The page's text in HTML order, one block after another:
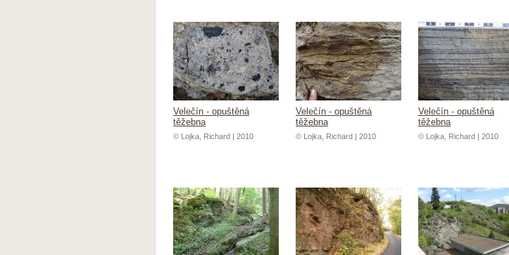
Velečín - opuštěná
těžebna
© Lojka, Richard | 2010
Velečín - opuštěná
těžebna
© Lojka, Richard | 2010
Velečín - opuštěná
těžebna
© Lojka, Richard | 2010